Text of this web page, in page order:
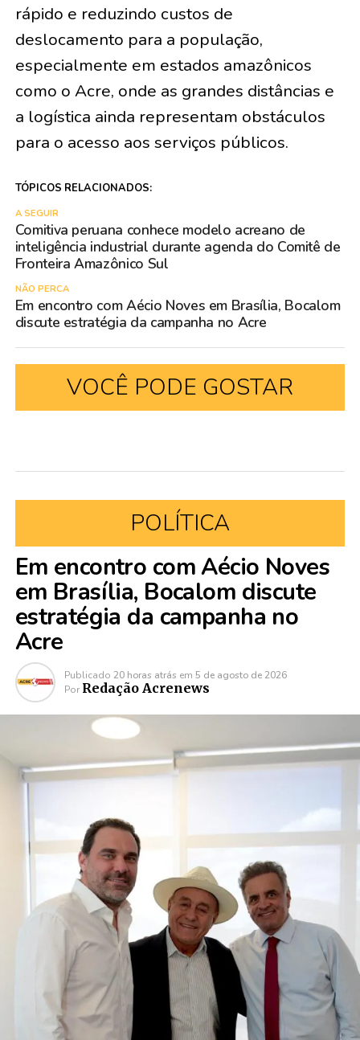
rápido e reduzindo custos de
deslocamento para a população,
especialmente em estados amazônicos
como o Acre, onde as grandes distâncias e
a logística ainda representam obstáculos
para o acesso aos serviços públicos.
TÓPICOS RELACIONADOS:
A SEGUIR
Comitiva peruana conhece modelo acreano de
inteligência industrial durante agenda do Comitê de
Fronteira Amazônico Sul
NÃO PERCA
Em encontro com Aécio Noves em Brasília, Bocalom
discute estratégia da campanha no Acre
VOCÊ PODE GOSTAR
POLÍTICA
Em encontro com Aécio Noves
em Brasília, Bocalom discute
estratégia da campanha no
Acre
Publicado 20 horas atrás em 5 de agosto de 2026
Por Redação Acrenews